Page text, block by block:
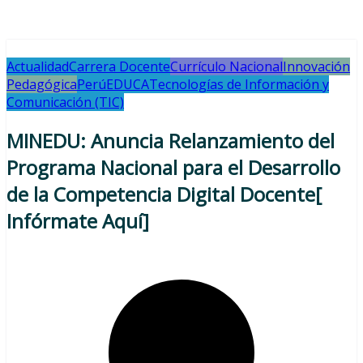
ActualidadCarrera DocenteCurrículo NacionalInnovación
PedagógicaPerúEDUCATecnologías de Información y
Comunicación (TIC)
MINEDU: Anuncia Relanzamiento del
Programa Nacional para el Desarrollo
de la Competencia Digital Docente[
Infórmate Aquí]